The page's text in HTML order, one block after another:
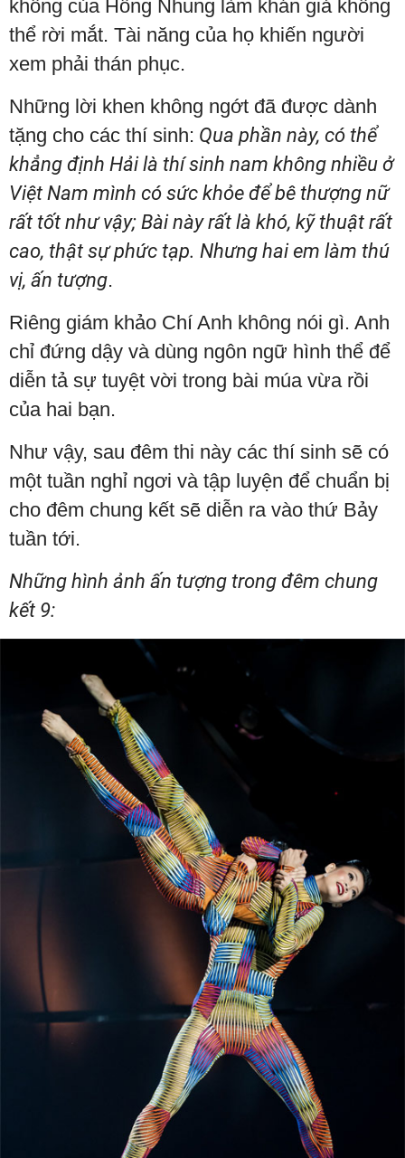
không của Hồng Nhung làm khán giả không
thể rời mắt. Tài năng của họ khiến người
xem phải thán phục.
Những lời khen không ngớt đã được dành
tặng cho các thí sinh: Qua phần này, có thể
khẳng định Hải là thí sinh nam không nhiều ở
Việt Nam mình có sức khỏe để bê thượng nữ
rất tốt như vậy; Bài này rất là khó, kỹ thuật rất
cao, thật sự phức tạp. Nhưng hai em làm thú
vị, ấn tượng.
Riêng giám khảo Chí Anh không nói gì. Anh
chỉ đứng dậy và dùng ngôn ngữ hình thể để
diễn tả sự tuyệt vời trong bài múa vừa rồi
của hai bạn.
Như vậy, sau đêm thi này các thí sinh sẽ có
một tuần nghỉ ngơi và tập luyện để chuẩn bị
cho đêm chung kết sẽ diễn ra vào thứ Bảy
tuần tới.
Những hình ảnh ấn tượng trong đêm chung
kết 9: